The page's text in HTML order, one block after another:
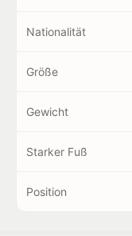
Nationalität
Größe
Gewicht
Starker Fuß
Position